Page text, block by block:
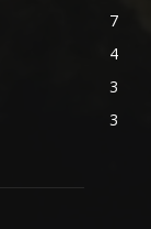
7
4
3
3